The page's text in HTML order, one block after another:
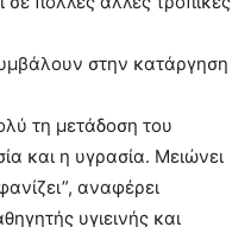
στην κατάργηση
τη μετάδοση του
και η υγρασία. Μειώνει
αναφέρει
υγιεινής και